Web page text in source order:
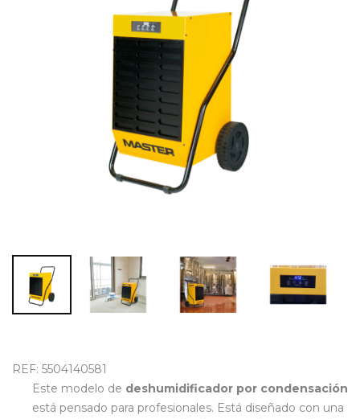
FICHAS TÉCNICAS
REF: 5504140581
Este modelo de deshumidificador por condensación
está pensado para profesionales. Está diseñado con una